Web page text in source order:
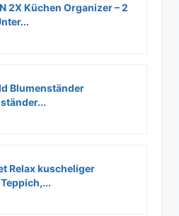
2X Küchen Organizer – 2
Blumenständer
Relax kuscheliger